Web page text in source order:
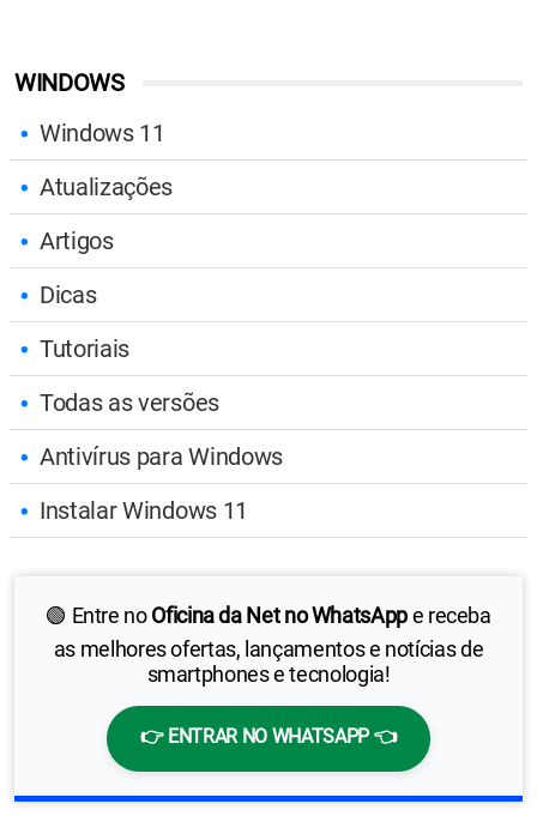
WINDOWS
Windows 11
Atualizações
Artigos
Dicas
Tutoriais
Todas as versões
Antivírus para Windows
Instalar Windows 11
🟢 Entre noOficina da Net no WhatsAppe receba
as melhores ofertas, lançamentos e notícias de
smartphones e tecnologia!
👉 ENTRAR NO WHATSAPP 👈